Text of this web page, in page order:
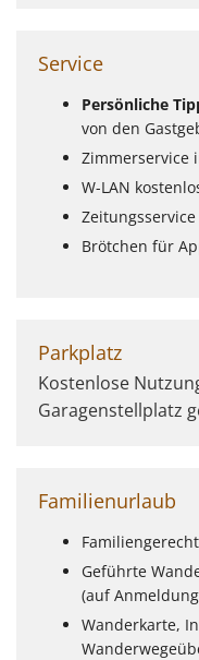
Service
Persönliche
von den
Zimmerservice
W-LAN
Zeitungsservice
Brötchen für
Parkplatz
Kostenlose
Garagenstellplatz
Familienurlaub
Geführte
(auf
Wanderkarte,